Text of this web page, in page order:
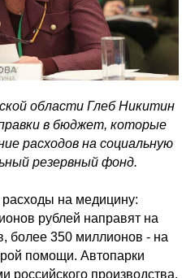
области Глеб Никитин
в бюджет, которые
расходов на социальную
резервный фонд.
на медицину:
рублей направят на
более 350 миллионов - на
помощи. Автопарки
российского производства,